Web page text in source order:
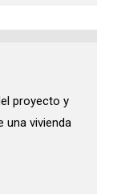
proyecto y
una vivienda